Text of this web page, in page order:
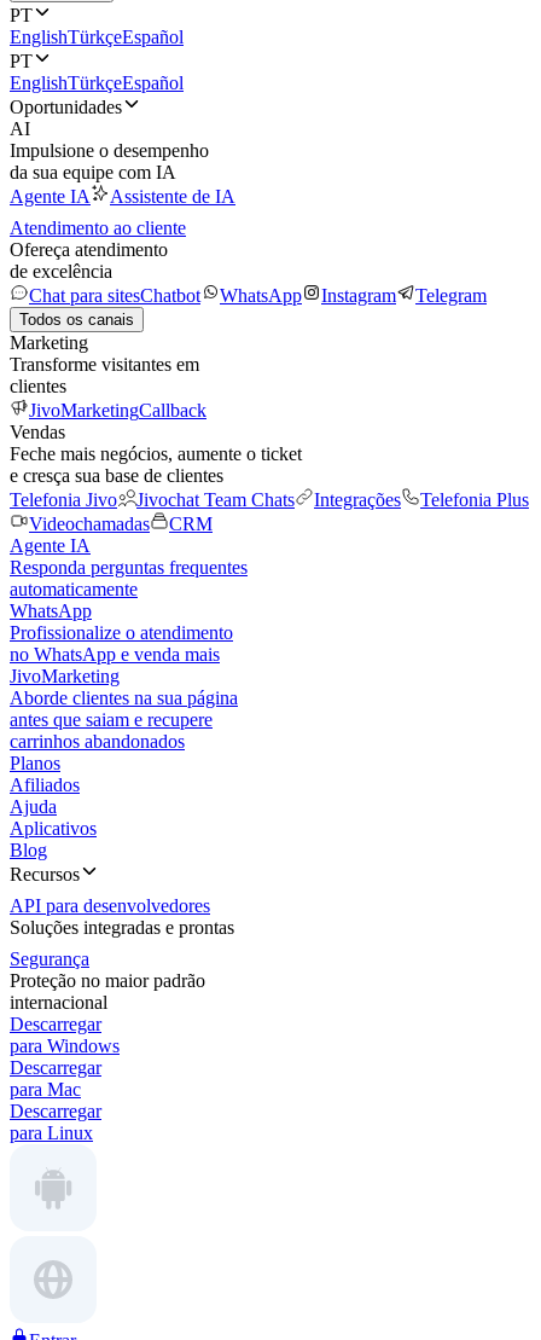
PT
EnglishTürkçeEspañol
PT
EnglishTürkçeEspañol
Oportunidades
AI
Impulsione o desempenho
da sua equipe com IA
Agente IA
Assistente de IA
Atendimento ao cliente
Ofereça atendimento
de excelência
Chat para sitesChatbot WhatsApp Instagram Telegram
Todos os canais
Marketing
Transforme visitantes em
clientes
JivoMarketingCallback
Vendas
Feche mais negócios, aumente o ticket
e cresça sua base de clientes
Telefonia Jivo
Jivochat Team Chats Integrações
Telefonia Plus
Videochamadas
CRM
Agente IA
Responda perguntas frequentes
automaticamente
WhatsApp
Profissionalize o atendimento
no WhatsApp e venda mais
JivoMarketing
Aborde clientes na sua página
antes que saiam e recupere
carrinhos abandonados
Planos
Afiliados
Ajuda
Aplicativos
Blog
Recursos
API para desenvolvedores
Soluções integradas e prontas
Segurança
Proteção no maior padrão
internacional
Descarregar
para Windows
Descarregar
para Mac
Descarregar
para Linux